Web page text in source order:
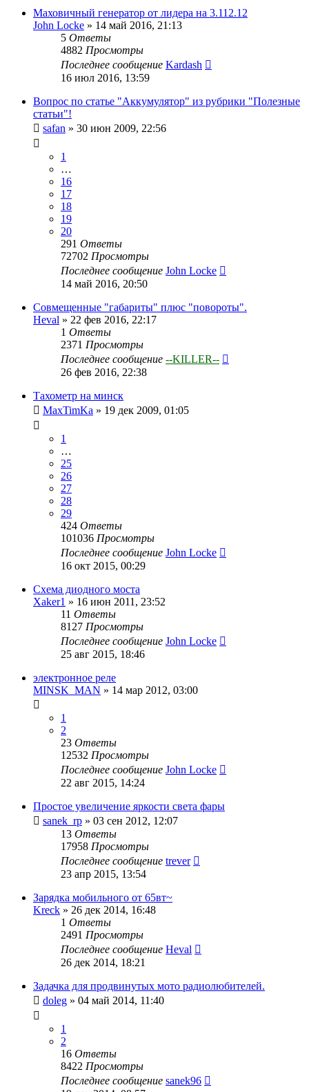
Маховичный генератор от лидера на 3.112.12
John Locke » 14 май 2016, 21:13
5 Ответы
4882 Просмотры
Последнее сообщение Kardash
16 июл 2016, 13:59
Вопрос по статье "Аккумулятор" из рубрики "Полезные
статьи"!
safan » 30 июн 2009, 22:56
1
…
16
17
18
19
20
291 Ответы
72702 Просмотры
Последнее сообщение John Locke
14 май 2016, 20:50
Совмещенные "габариты" плюс "повороты".
Heval » 22 фев 2016, 22:17
1 Ответы
2371 Просмотры
Последнее сообщение --KILLER--
26 фев 2016, 22:38
Тахометр на минск
MaxTimKa » 19 дек 2009, 01:05
1
…
25
26
27
28
29
424 Ответы
101036 Просмотры
Последнее сообщение John Locke
16 окт 2015, 00:29
Схема диодного моста
Xaker1 » 16 июн 2011, 23:52
11 Ответы
8127 Просмотры
Последнее сообщение John Locke
25 авг 2015, 18:46
электронное реле
MINSK_MAN » 14 мар 2012, 03:00
1
2
23 Ответы
12532 Просмотры
Последнее сообщение John Locke
22 авг 2015, 14:24
Простое увеличение яркости света фары
sanek_rp » 03 сен 2012, 12:07
13 Ответы
17958 Просмотры
Последнее сообщение trever
23 апр 2015, 13:54
Зарядка мобильного от 65вт~
Kreck » 26 дек 2014, 16:48
1 Ответы
2491 Просмотры
Последнее сообщение Heval
26 дек 2014, 18:21
Задачка для продвинутых мото радиолюбителей.
doleg » 04 май 2014, 11:40
1
2
16 Ответы
8422 Просмотры
Последнее сообщение sanek96